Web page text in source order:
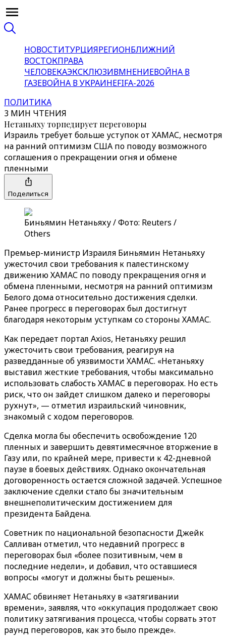
НОВОСТИТУРЦИЯРЕГИОНБЛИЖНИЙ
ВОСТОКПРАВА
ЧЕЛОВЕКАЭКСКЛЮЗИВМНЕНИЕВОЙНА В
ГАЗЕВОЙНА В УКРАИНЕFIFA-2026
ПОЛИТИКА
3 МИН ЧТЕНИЯ
Нетаньяху торпедирует переговоры
Израиль требует больше уступок от ХАМАС, несмотря
на ранний оптимизм США по поводу возможного
соглашения о прекращении огня и обмене
пленными
Поделиться
Биньямин Нетаньяху / Фото: Reuters /
Others
Премьер-министр Израиля Биньямин Нетаньяху
ужесточил свои требования к палестинскому
движению ХАМАС по поводу прекращения огня и
обмена пленными, несмотря на ранний оптимизм
Белого дома относительно достижения сделки.
Ранее прогресс в переговорах был достигнут
благодаря некоторым уступкам со стороны ХАМАС.
Как передает портал Axios, Нетаньяху решил
ужесточить свои требования, реагируя на
разведданные об уязвимости ХАМАС. «Нетаньяху
выставил жесткие требования, чтобы максимально
использовать слабость ХАМАС в переговорах. Но есть
риск, что он зайдет слишком далеко и переговоры
рухнут», — отметил израильский чиновник,
знакомый с ходом переговоров.
Сделка могла бы обеспечить освобождение 120
пленных и завершить девятимесячное вторжение в
Газу или, по крайней мере, привести к 42-дневной
паузе в боевых действиях. Однако окончательная
договоренность остается сложной задачей. Успешное
заключение сделки стало бы значительным
внешнеполитическим достижением для
президента Байдена.
Советник по национальной безопасности Джейк
Салливан отметил, что недавний прогресс в
переговорах был «более позитивным, чем в
последние недели», и добавил, что оставшиеся
вопросы «могут и должны быть решены».
ХАМАС обвиняет Нетаньяху в «затягивании
времени», заявляя, что «оккупация продолжает свою
политику затягивания процесса, чтобы сорвать этот
раунд переговоров, как это было прежде».